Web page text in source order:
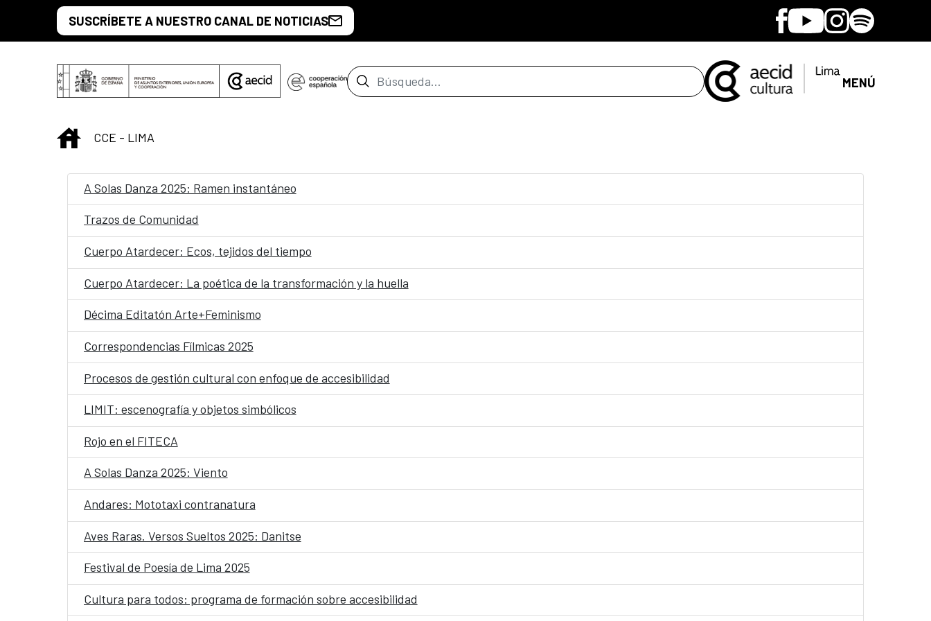
Saltar al contenido principal
SUSCRÍBETE A NUESTRO CANAL DE NOTICIAS Facebook
YoutubeInstagram
Spotify
Barra de búsqueda MENÚ
INICIO
CCE - LIMA
A Solas Danza 2025: Ramen instantáneo
Trazos de Comunidad
Cuerpo Atardecer: Ecos, tejidos del tiempo
Cuerpo Atardecer: La poética de la transformación y la huella
Décima Editatón Arte+Feminismo
Correspondencias Fílmicas 2025
Procesos de gestión cultural con enfoque de accesibilidad
LIMIT: escenografía y objetos simbólicos
Rojo en el FITECA
A Solas Danza 2025: Viento
Andares: Mototaxi contranatura
Aves Raras. Versos Sueltos 2025: Danitse
Festival de Poesía de Lima 2025
Cultura para todos: programa de formación sobre accesibilidad